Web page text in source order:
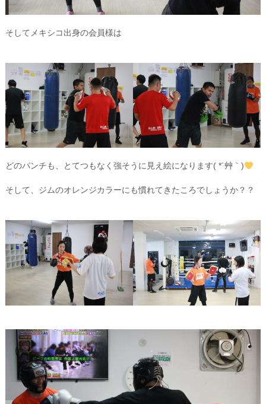
そしてメキシコ出身の会員様は
どのパンチも、とてつもなく強そうに見え絵になります( *´艸｀)
そして、ジムのオレンジカラーにも慣れてきたころでしょうか？？